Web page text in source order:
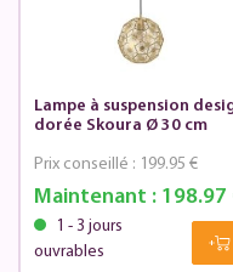
Lampe à suspension
dorée Skoura Ø 30 cm
Maintenant :198.97
Prix conseillé : 199.95 €
1 - 3 jours
ouvrables